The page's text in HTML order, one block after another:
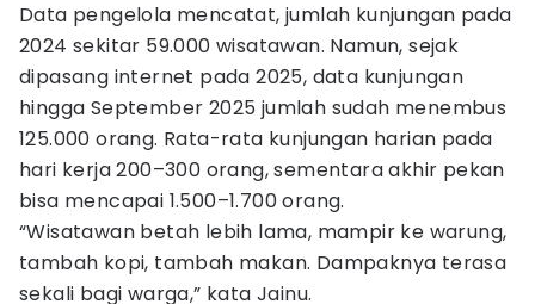
Data pengelola mencatat, jumlah kunjungan pada
2024 sekitar 59.000 wisatawan. Namun, sejak
dipasang internet pada 2025, data kunjungan
hingga September 2025 jumlah sudah menembus
125.000 orang. Rata-rata kunjungan harian pada
hari kerja 200–300 orang, sementara akhir pekan
bisa mencapai 1.500–1.700 orang.
“Wisatawan betah lebih lama, mampir ke warung,
tambah kopi, tambah makan. Dampaknya terasa
sekali bagi warga,” kata Jainu.